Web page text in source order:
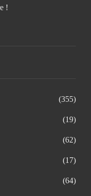
!
(355)
(19)
(62)
(17)
(64)